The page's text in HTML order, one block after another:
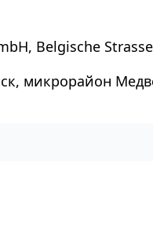
Belgische
микрорайон